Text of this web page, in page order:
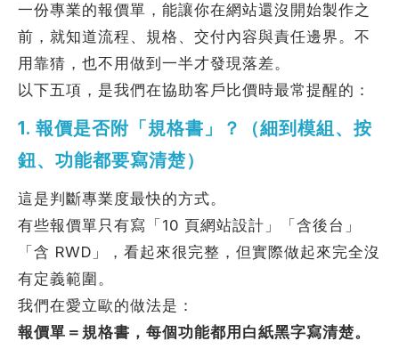
一份專業的報價單，能讓你在網站還沒開始製作之
前，就知道流程、規格、交付內容與責任邊界。不
用靠猜，也不用做到一半才發現落差。
以下五項，是我們在協助客戶比價時最常提醒的：
1. 報價是否附「規格書」？（細到模組、按
鈕、功能都要寫清楚）
這是判斷專業度最快的方式。
有些報價單只有寫「10 頁網站設計」「含後台」
「含 RWD」，看起來很完整，但實際做起來完全沒
有定義範圍。
我們在愛立歐的做法是：
報價單＝規格書，每個功能都用白紙黑字寫清楚。